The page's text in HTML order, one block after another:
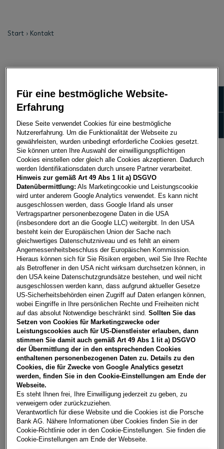
Start Kontakt
WELCHES ANLIEGEN HABEN SIE?
FINANZIERUNG & VERSICHERUNG
Sie sind bereits Kunde und haben Frage zu
Ihrem Finanzierungs-,Versicherungs-Produkt
oder Ihrem Vertrag?
ZUM KONTAKT
Für eine bestmögliche Website-
Erfahrung
Diese Seite verwendet Cookies für eine bestmögliche
Nutzererfahrung. Um die Funktionalität der Webseite zu
gewährleisten, wurden unbedingt erforderliche Cookies gesetzt.
Sie können unten Ihre Auswahl der einwilligungspflichtigen
Cookies einstellen oder gleich alle Cookies akzeptieren. Dadurch
werden Identifikationsdaten durch unsere Partner verarbeitet.
Hinweis zur gemäß Art 49 Abs 1 lit a) DSGVO
Datenübermittlung: Als Marketingcookie und Leistungscookie
wird unter anderem Google Analytics verwendet. Es kann nicht
ausgeschlossen werden, dass Google Irland als unser
Vertragspartner personenbezogene Daten in die USA
(insbesondere dort an die Google LLC) weitergibt. In den USA
besteht kein der Europäischen Union der Sache nach
gleichwertiges Datenschutzniveau und es fehlt an einem
Angemessenheitsbeschluss der Europäischen Kommission.
Hieraus können sich für Sie Risiken ergeben, weil Sie Ihre Rechte
als Betroffener in den USA nicht wirksam durchsetzen können, in
den USA keine Datenschutzgrundsätze bestehen, und weil nicht
ausgeschlossen werden kann, dass aufgrund aktueller Gesetze
US-Sicherheitsbehörden einen Zugriff auf Daten erlangen können,
wobei Eingriffe in Ihre persönlichen Rechte und Freiheiten nicht
auf das absolut Notwendige beschränkt sind.Sollten Sie das
Setzen von Cookies für Marketingzwecke oder
Leistungscookies auch für US-Dienstleister erlauben, dann
stimmen Sie damit auch gemäß Art 49 Abs 1 lit a) DSGVO
der Übermittlung der in den entsprechenden Cookies
enthaltenen personenbezogenen Daten zu. Details zu den
Cookies, die für Zwecke von Google Analytics gesetzt
werden, finden Sie in den Cookie-Einstellungen am Ende der
Webseite.
Es steht Ihnen frei, Ihre Einwilligung jederzeit zu geben, zu
verweigern oder zurückzuziehen.
Verantwortlich für diese Website und die Cookies ist die Porsche
Bank AG. Nähere Informationen über Cookies finden Sie in der
Cookie-Richtlinie oder in den Cookie-Einstellungen. Sie finden die
Cookie-Einstellungen am Ende der Webseite.